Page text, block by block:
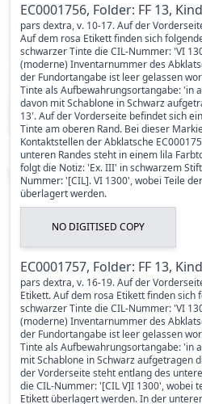
EC0001756, Folder: FF 13,
pars dextra, v. 10-17. Auf der
Auf dem rosa Etikett finden sich
schwarzer Tinte die CIL-Nummer: 'VI
(moderne) Inventarnummer des
der Fundortangabe ist leer gelassen
Tinte als Aufbewahrungsortangabe: 'in
davon mit Schablone in Schwarz
13'. Auf der Vorderseite befindet sich
Tinte am oberen Rand. Bei dieser
Kontaktstellen der Abklatsche
unteren Randes steht in einem lila
folgt die Notiz: 'Ex. III' in schwarzem
Nummer: '[CIL]. VI 1300', wobei Teile
überlagert werden.
NO DIGITISED COPY
EC0001757, Folder: FF 13,
pars dextra, v. 16-19. Auf der
Etikett. Auf dem rosa Etikett finden sich
schwarzer Tinte die CIL-Nummer: 'VI
(moderne) Inventarnummer des
der Fundortangabe ist leer gelassen
Tinte als Aufbewahrungsortangabe: 'in
mit Schablone in Schwarz aufgetragen
der Vorderseite steht entlang des
die CIL-Nummer: '[CIL V]I 1300', wobei
Etikett überlagert werden. In der